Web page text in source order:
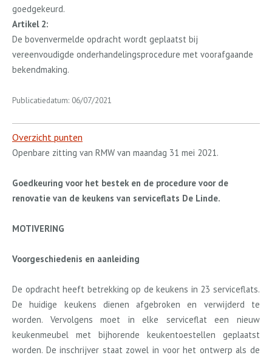
goedgekeurd.
Artikel 2:
De bovenvermelde opdracht wordt geplaatst bij
vereenvoudigde onderhandelingsprocedure met voorafgaande
bekendmaking.
Publicatiedatum: 06/07/2021
Overzicht punten
Openbare zitting van RMW van maandag 31 mei 2021.
Goedkeuring voor het bestek en de procedure voor de
renovatie van de keukens van serviceflats De Linde.
MOTIVERING
Voorgeschiedenis en aanleiding
De opdracht heeft betrekking op de keukens in 23 serviceflats.
De huidige keukens dienen afgebroken en verwijderd te
worden. Vervolgens moet in elke serviceflat een nieuw
keukenmeubel met bijhorende keukentoestellen geplaatst
worden. De inschrijver staat zowel in voor het ontwerp als de